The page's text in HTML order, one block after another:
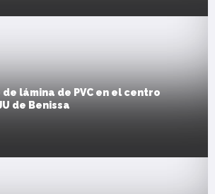
lámina de PVC en el centro
de Benissa